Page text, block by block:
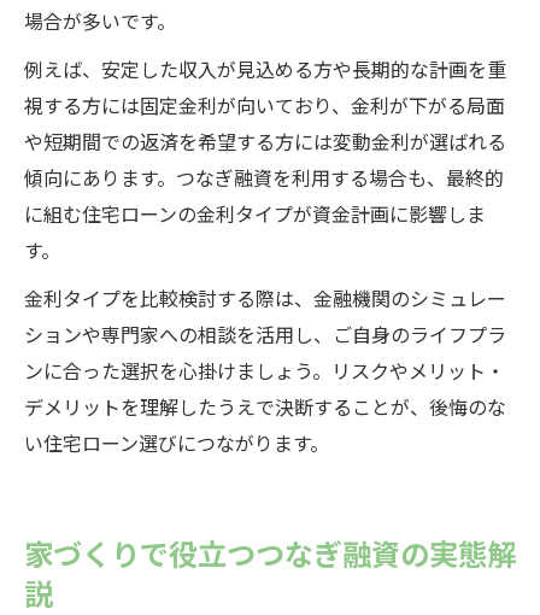
場合が多いです。
例えば、安定した収入が見込める方や長期的な計画を重
視する方には固定金利が向いており、金利が下がる局面
や短期間での返済を希望する方には変動金利が選ばれる
傾向にあります。つなぎ融資を利用する場合も、最終的
に組む住宅ローンの金利タイプが資金計画に影響しま
す。
金利タイプを比較検討する際は、金融機関のシミュレー
ションや専門家への相談を活用し、ご自身のライフプラ
ンに合った選択を心掛けましょう。リスクやメリット・
デメリットを理解したうえで決断することが、後悔のな
い住宅ローン選びにつながります。
家づくりで役立つつなぎ融資の実態解
説